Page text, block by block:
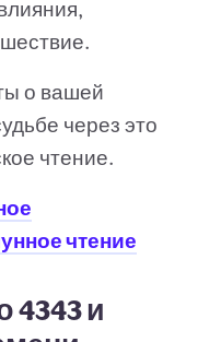
о вашей
через это
чтение.
чтение
4343 и